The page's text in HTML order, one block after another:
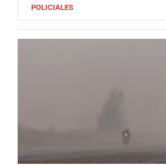
POLICIALES